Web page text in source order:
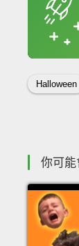
Halloween
你可能